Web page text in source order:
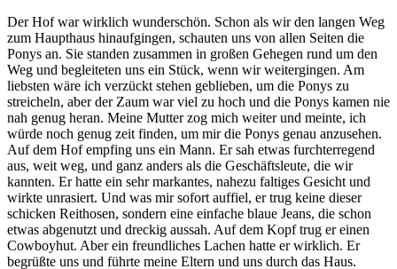
Der Hof war wirklich wunderschön. Schon als wir den langen Weg
zum Haupthaus hinaufgingen, schauten uns von allen Seiten die
Ponys an. Sie standen zusammen in großen Gehegen rund um den
Weg und begleiteten uns ein Stück, wenn wir weitergingen. Am
liebsten wäre ich verzückt stehen geblieben, um die Ponys zu
streicheln, aber der Zaum war viel zu hoch und die Ponys kamen nie
nah genug heran. Meine Mutter zog mich weiter und meinte, ich
würde noch genug zeit finden, um mir die Ponys genau anzusehen.
Auf dem Hof empfing uns ein Mann. Er sah etwas furchterregend
aus, weit weg, und ganz anders als die Geschäftsleute, die wir
kannten. Er hatte ein sehr markantes, nahezu faltiges Gesicht und
wirkte unrasiert. Und was mir sofort auffiel, er trug keine dieser
schicken Reithosen, sondern eine einfache blaue Jeans, die schon
etwas abgenutzt und dreckig aussah. Auf dem Kopf trug er einen
Cowboyhut. Aber ein freundliches Lachen hatte er wirklich. Er
begrüßte uns und führte meine Eltern und uns durch das Haus.